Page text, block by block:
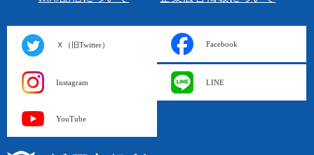
Ｘ（旧Twitter） Facebook
Instagram LINE
YouTube